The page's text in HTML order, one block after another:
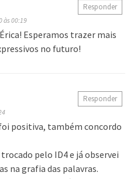
às 00:19
Esperamos trazer mais
no futuro!
Responder
positiva, também concordo
pelo ID4 e já observei
na grafia das palavras.
Responder